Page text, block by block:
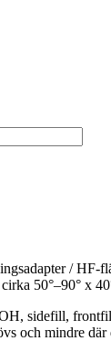
/ HF-
50°–90° x
sidefill,
och mindre